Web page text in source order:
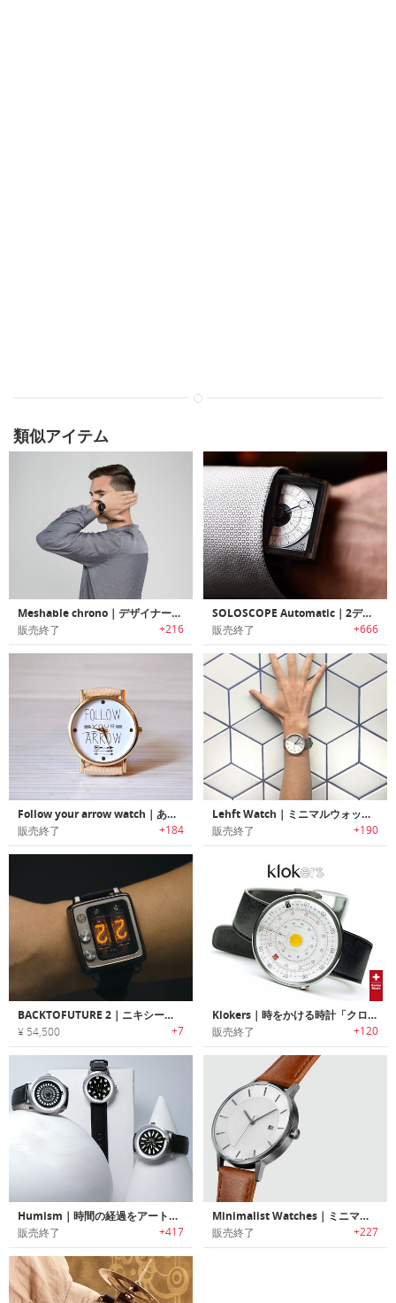
類似アイテム
Meshable chrono｜デザイナーのための腕時計「メッシャブル・クロノ」
販売終了 +216
SOLOSCOPE Automatic｜2ディスプレイ搭載機械式ウォッチ「ソロスコープオートマティック」
販売終了 +666
Follow your arrow watch｜あなたの心に訴えかけるジュエリーウォッチ
販売終了 +184
Lehft Watch｜ミニマルウォッチを再定義する「レフト・ウォッチ」
販売終了 +190
BACKTOFUTURE 2｜ニキシー管に最新の技術を融合させた腕時計
¥ 54,500 +7
Klokers｜時をかける時計「クローカーズ」
販売終了 +120
Humism｜時間の経過をアートで表現するキネティックアートオートマチック時計「ヒューミズム」
販売終了 +417
Minimalist Watches｜ミニマルデザインレザーウォッチ
販売終了 +227